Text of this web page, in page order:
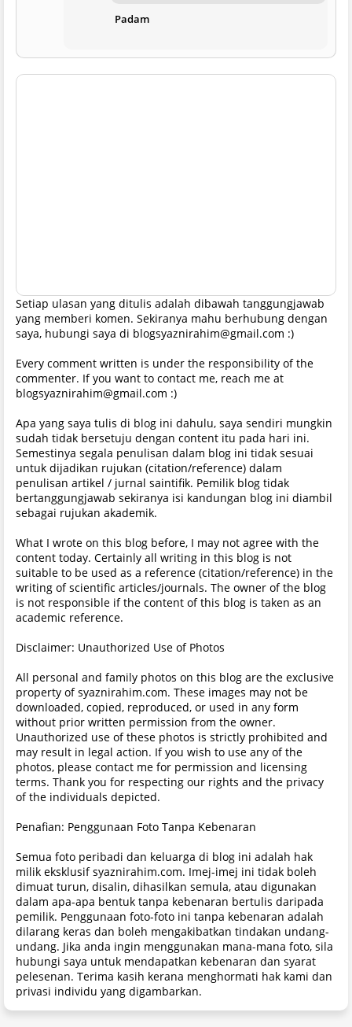
Padam
Setiap ulasan yang ditulis adalah dibawah tanggungjawab
yang memberi komen. Sekiranya mahu berhubung dengan
saya, hubungi saya di blogsyaznirahim@gmail.com :)
Every comment written is under the responsibility of the
commenter. If you want to contact me, reach me at
blogsyaznirahim@gmail.com :)
Apa yang saya tulis di blog ini dahulu, saya sendiri mungkin
sudah tidak bersetuju dengan content itu pada hari ini.
Semestinya segala penulisan dalam blog ini tidak sesuai
untuk dijadikan rujukan (citation/reference) dalam
penulisan artikel / jurnal saintifik. Pemilik blog tidak
bertanggungjawab sekiranya isi kandungan blog ini diambil
sebagai rujukan akademik.
What I wrote on this blog before, I may not agree with the
content today. Certainly all writing in this blog is not
suitable to be used as a reference (citation/reference) in the
writing of scientific articles/journals. The owner of the blog
is not responsible if the content of this blog is taken as an
academic reference.
Disclaimer: Unauthorized Use of Photos
All personal and family photos on this blog are the exclusive
property of syaznirahim.com. These images may not be
downloaded, copied, reproduced, or used in any form
without prior written permission from the owner.
Unauthorized use of these photos is strictly prohibited and
may result in legal action. If you wish to use any of the
photos, please contact me for permission and licensing
terms. Thank you for respecting our rights and the privacy
of the individuals depicted.
Penafian: Penggunaan Foto Tanpa Kebenaran
Semua foto peribadi dan keluarga di blog ini adalah hak
milik eksklusif syaznirahim.com. Imej-imej ini tidak boleh
dimuat turun, disalin, dihasilkan semula, atau digunakan
dalam apa-apa bentuk tanpa kebenaran bertulis daripada
pemilik. Penggunaan foto-foto ini tanpa kebenaran adalah
dilarang keras dan boleh mengakibatkan tindakan undang-
undang. Jika anda ingin menggunakan mana-mana foto, sila
hubungi saya untuk mendapatkan kebenaran dan syarat
pelesenan. Terima kasih kerana menghormati hak kami dan
privasi individu yang digambarkan.